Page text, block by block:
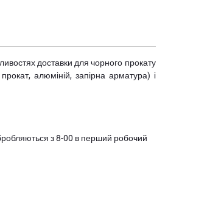
доставки для чорного прокату
алюміній, запірна арматура) і
з 8-00 в перший робочий